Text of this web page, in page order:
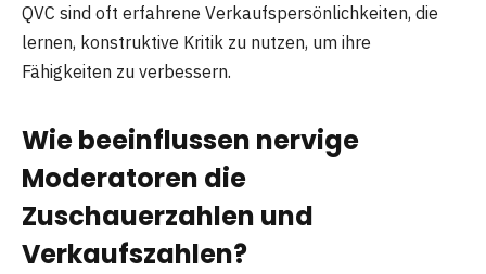
QVC sind oft erfahrene Verkaufspersönlichkeiten, die
lernen, konstruktive Kritik zu nutzen, um ihre
Fähigkeiten zu verbessern.
Wie beeinflussen nervige
Moderatoren die
Zuschauerzahlen und
Verkaufszahlen?